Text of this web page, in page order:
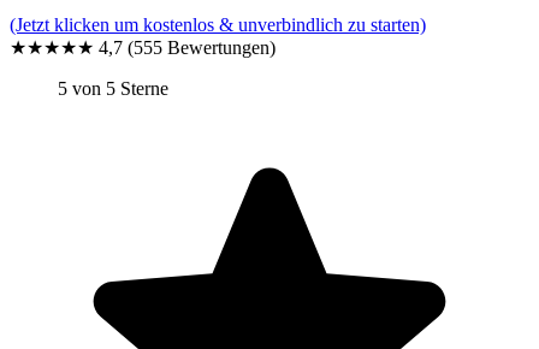
(Jetzt klicken um kostenlos & unverbindlich zu starten)
★★★★★ 4,7 (555 Bewertungen)
5 von 5 Sterne